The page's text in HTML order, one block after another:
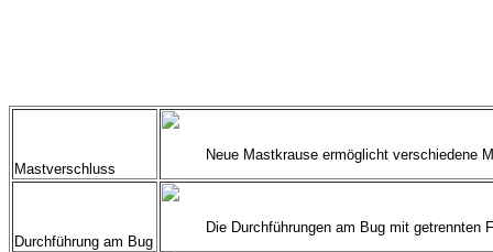
Mastverschluss
Neue Mastkrause ermöglicht verschiedene
Durchführung am Bug
Die Durchführungen am Bug mit getrennten